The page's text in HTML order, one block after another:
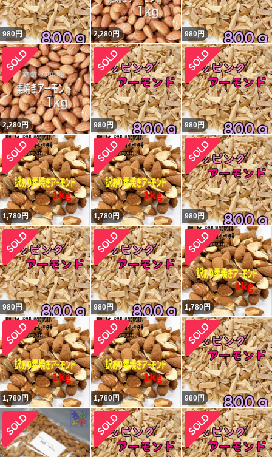
980円 2,280円 980円
2,280円 980円 980円
1,780円 1,780円 980円
980円 980円 1,780円
1,780円 1,780円 980円